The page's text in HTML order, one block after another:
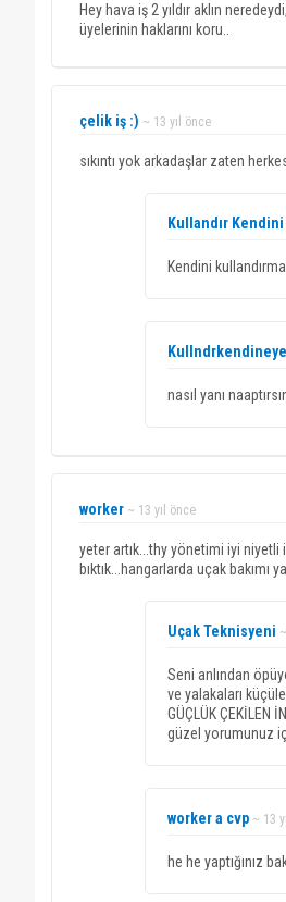
Hey hava iş 2 yıldır aklın
üyelerinin haklarını koru..
çelik iş :) ~ 13 yıl önce
sıkıntı yok arkadaşlar zaten
Kullandır Kendini
Kendini
Kullndrkendineye
nasıl yanı
worker ~ 13 yıl önce
yeter artık...thy yönetimi iyi niyetli
bıktık...hangarlarda uçak bakımı
Uçak Teknisyeni
Seni anlından
ve yalakaları
GÜÇLÜK ÇEKİLEN
güzel yorumunuz
worker a cvp ~ 13
he he yaptığınız